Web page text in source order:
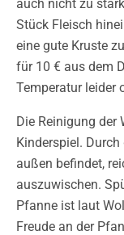
auch nicht zu
Stück Fleisch
eine gute Kruste
für 10 € aus dem
Temperatur leider
Die Reinigung der
Kinderspiel.
außen befindet,
auszuwischen.
Pfanne ist laut
Freude an der